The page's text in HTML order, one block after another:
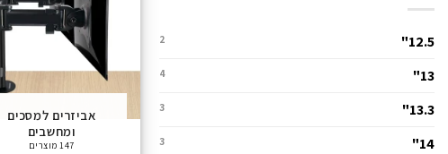
12.5"
2
13"
4
13.3"
3
14"
3
אביזרים למסכים
ומחשבים
147 מוצרים